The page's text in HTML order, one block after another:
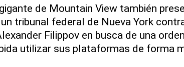
de Mountain View también
tribunal federal de Nueva York
Filippov en busca de una
utilizar sus plataformas de forma